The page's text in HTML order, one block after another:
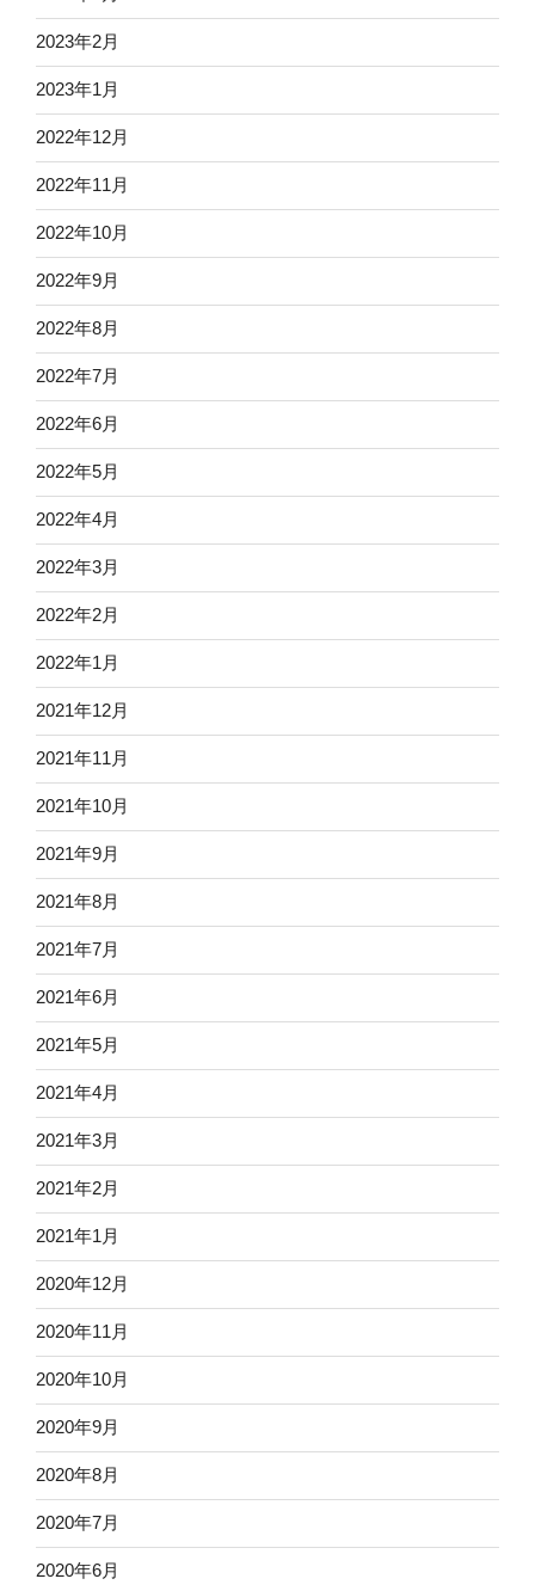
2023年2月
2023年1月
2022年12月
2022年11月
2022年10月
2022年9月
2022年8月
2022年7月
2022年6月
2022年5月
2022年4月
2022年3月
2022年2月
2022年1月
2021年12月
2021年11月
2021年10月
2021年9月
2021年8月
2021年7月
2021年6月
2021年5月
2021年4月
2021年3月
2021年2月
2021年1月
2020年12月
2020年11月
2020年10月
2020年9月
2020年8月
2020年7月
2020年6月